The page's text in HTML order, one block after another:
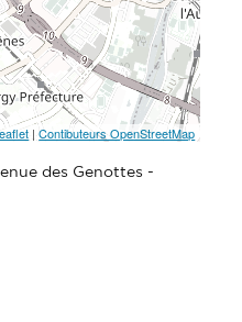
|Contibuteurs OpenStreetMap
des Genottes -